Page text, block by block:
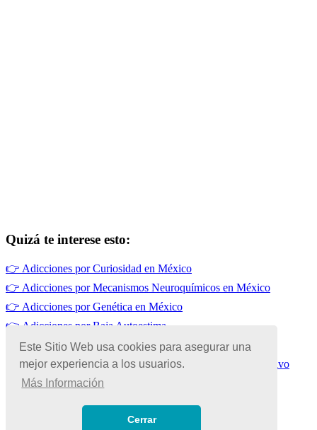
Este Sitio Web usa cookies para asegurar una
mejor experiencia a los usuarios.
Más Información
Cerrar
Quizá te interese esto:
👉 Adicciones por Curiosidad en México
👉 Adicciones por Mecanismos Neuroquímicos en México
👉 Adicciones por Genética en México
👉 Adicciones por Baja Autoestima
👉Drogadicción en México
👉Adicciones para Mejorar el Rendimiento Físico y Deportivo
© Copyright 2026 | Todos los Derechos Reservados